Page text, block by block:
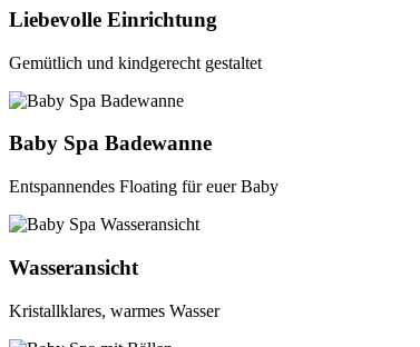
Liebevolle Einrichtung
Gemütlich und kindgerecht gestaltet
Baby Spa Badewanne
Entspannendes Floating für euer Baby
Wasseransicht
Kristallklares, warmes Wasser